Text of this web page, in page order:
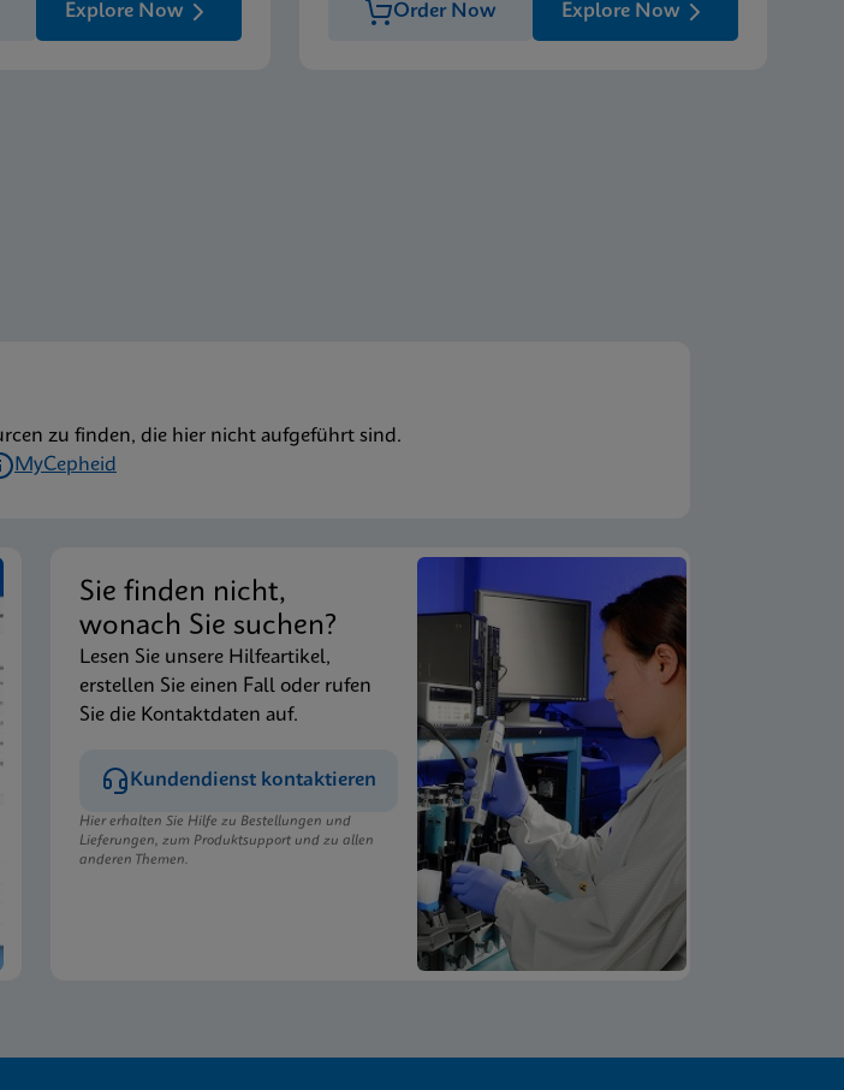
Explore Now Order Now Explore Now
zu finden, die hier nicht aufgeführt sind.
MyCepheid
Sie finden nicht,
wonach Sie suchen?
Lesen Sie unsere Hilfeartikel,
erstellen Sie einen Fall oder rufen
Sie die Kontaktdaten auf.
Kundendienst kontaktieren
Hier erhalten Sie Hilfe zu Bestellungen und
Lieferungen, zum Produktsupport und zu allen
anderen Themen.